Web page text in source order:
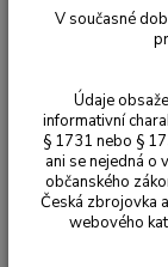
Weaver
V současné
Údaje
informativní
§ 1731 nebo §
ani se nejedná o
občanského
Česká zbrojovka
webového